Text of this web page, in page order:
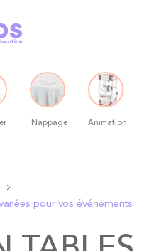
Nappage Animation
pour vos événements